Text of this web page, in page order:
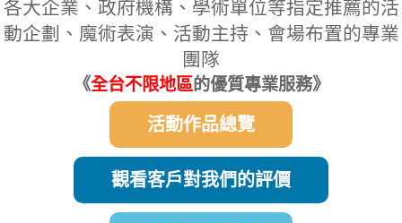
各大企業、政府機構、學術單位等指定推薦的活
動企劃、魔術表演、活動主持、會場布置的專業
團隊
《全台不限地區的優質專業服務》
活動作品總覽
觀看客戶對我們的評價